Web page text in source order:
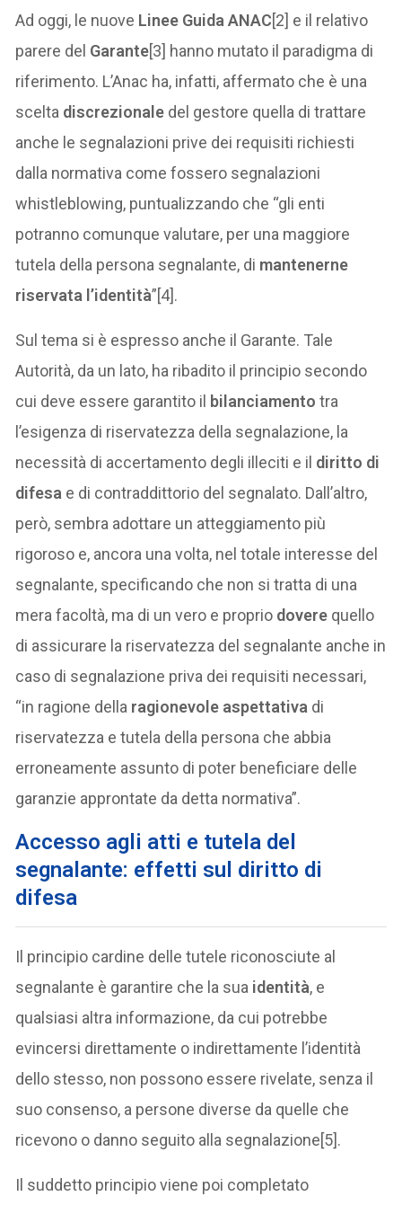
Ad oggi, le nuove Linee Guida ANAC[2] e il relativo
parere del Garante[3] hanno mutato il paradigma di
riferimento. L’Anac ha, infatti, affermato che è una
scelta discrezionale del gestore quella di trattare
anche le segnalazioni prive dei requisiti richiesti
dalla normativa come fossero segnalazioni
whistleblowing, puntualizzando che “gli enti
potranno comunque valutare, per una maggiore
tutela della persona segnalante, di mantenerne
riservata l’identità”[4].
Sul tema si è espresso anche il Garante. Tale
Autorità, da un lato, ha ribadito il principio secondo
cui deve essere garantito il bilanciamento tra
l’esigenza di riservatezza della segnalazione, la
necessità di accertamento degli illeciti e il diritto di
difesa e di contraddittorio del segnalato. Dall’altro,
però, sembra adottare un atteggiamento più
rigoroso e, ancora una volta, nel totale interesse del
segnalante, specificando che non si tratta di una
mera facoltà, ma di un vero e proprio dovere quello
di assicurare la riservatezza del segnalante anche in
caso di segnalazione priva dei requisiti necessari,
“in ragione della ragionevole aspettativa di
riservatezza e tutela della persona che abbia
erroneamente assunto di poter beneficiare delle
garanzie approntate da detta normativa”.
Accesso agli atti e tutela del
segnalante: effetti sul diritto di
difesa
Il principio cardine delle tutele riconosciute al
segnalante è garantire che la sua identità, e
qualsiasi altra informazione, da cui potrebbe
evincersi direttamente o indirettamente l’identità
dello stesso, non possono essere rivelate, senza il
suo consenso, a persone diverse da quelle che
ricevono o danno seguito alla segnalazione[5].
Il suddetto principio viene poi completato